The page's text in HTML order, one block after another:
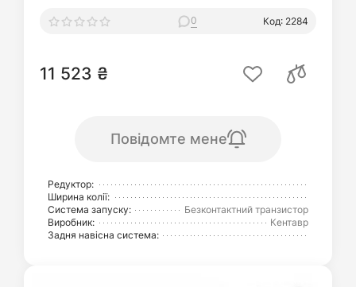
0 Код: 2284
11 523 ₴
Повідомте мене
Редуктор:
Ширина колії:
Система запуску:
Безконтактний транзистор
Виробник:
Кентавр
Задня навісна система: